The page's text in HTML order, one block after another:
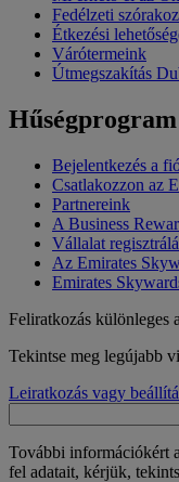
Fedélzeti
Étkezési
Várótermeink
Útmegszakítás
Hűségprogram
Bejelentkezés a
Csatlakozzon az
Partnereink
A Business
Vállalat
Az Emirates
Emirates
Feliratkozás különleges
Tekintse meg legújabb
Leiratkozás vagy
További információkért
fel adatait, kérjük,